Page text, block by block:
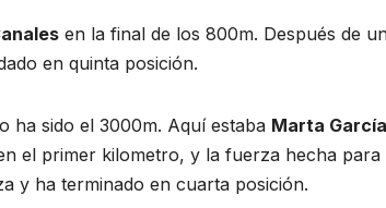
en la final de los 800m. Después de
en quinta posición.
ha sido el 3000m. Aquí estaba Marta García
el primer kilometro, y la fuerza hecha para
y ha terminado en cuarta posición.